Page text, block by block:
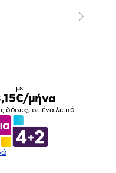
Επόμενο
με
μήνα
δόσεις, σε ένα λεπτό